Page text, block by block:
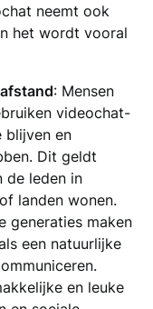
neemt ook
het wordt vooral
: Mensen
videochat-
blijven en
Dit geldt
de leden in
landen wonen.
generaties maken
een natuurlijke
en leuke